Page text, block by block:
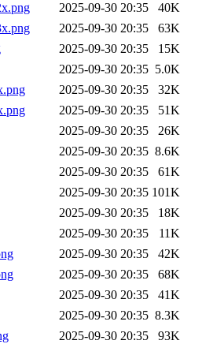
2025-09-30 20:35
40K
2025-09-30 20:35
63K
2025-09-30 20:35
15K
2025-09-30 20:35 5.0K
2025-09-30 20:35
32K
2025-09-30 20:35
51K
2025-09-30 20:35
26K
2025-09-30 20:35 8.6K
2025-09-30 20:35
61K
2025-09-30 20:35 101K
2025-09-30 20:35
18K
2025-09-30 20:35
11K
2025-09-30 20:35
42K
2025-09-30 20:35
68K
2025-09-30 20:35
41K
2025-09-30 20:35 8.3K
2025-09-30 20:35
93K